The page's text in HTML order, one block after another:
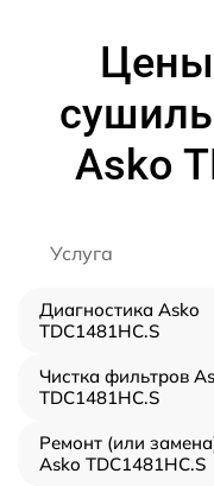
Asko
Услуга
Диагностика Asko
TDC1481HC.S
Чистка фильтров
TDC1481HC.S
Ремонт (или
Asko TDC1481HC.S